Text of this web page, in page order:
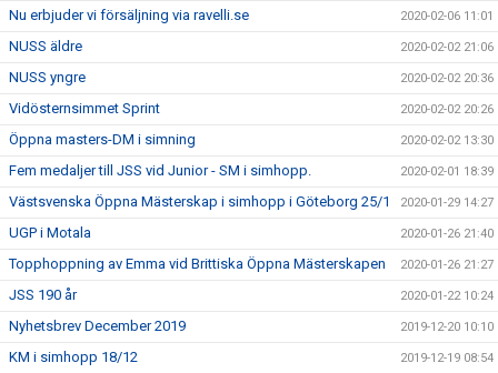
Nu erbjuder vi försäljning via ravelli.se 2020-02-06 11:01
NUSS äldre 2020-02-02 21:06
NUSS yngre 2020-02-02 20:36
Vidösternsimmet Sprint 2020-02-02 20:26
Öppna masters-DM i simning 2020-02-02 13:30
Fem medaljer till JSS vid Junior - SM i simhopp. 2020-02-01 18:39
Västsvenska Öppna Mästerskap i simhopp i Göteborg 25/1 2020-01-29 14:27
UGP i Motala 2020-01-26 21:40
Topphoppning av Emma vid Brittiska Öppna Mästerskapen 2020-01-26 21:27
JSS 190 år 2020-01-22 10:24
Nyhetsbrev December 2019 2019-12-20 10:10
KM i simhopp 18/12 2019-12-19 08:54